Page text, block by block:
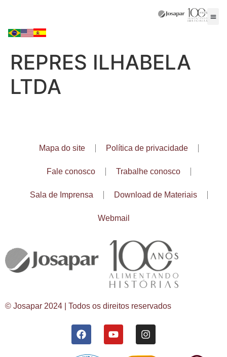
REPRES ILHABELA
LTDA
Mapa do site Política de privacidade
Fale conosco Trabalhe conosco
Sala de Imprensa Download de Materiais
Webmail
© Josapar 2024 | Todos os direitos reservados